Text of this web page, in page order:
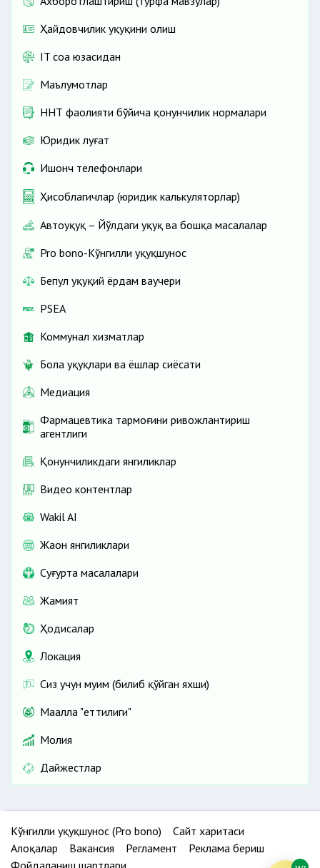
Ҳайдовчилик ҳуқуқини олиш
IT соҳа юзасидан
Маълумотлар
ННТ фаолияти бўйича қонунчилик нормалари
Юридик луғат
Ишонч телефонлари
Ҳисоблагичлар (юридик калькуляторлар)
Автоҳуқуқ – Йўлдаги ҳуқуқ ва бошқа масалалар
Pro bono-Кўнгилли ҳуқуқшунос
Бепул ҳуқуқий ёрдам ваучери
PSEA
Коммунал хизматлар
Бола ҳуқуқлари ва ёшлар сиёсати
Медиация
Фармацевтика тармоғини ривожлантириш
агентлиги
Қонунчиликдаги янгиликлар
Видео контентлар
Wakil AI
Жаҳон янгиликлари
Cуғурта масалалари
Жамият
Ҳодисалар
Локация
Сиз учун муҳим (билиб қўйган яхши)
Маҳалла "еттилиги"
Молия
Дайжестлар
Кўнгилли ҳуқуқшунос (Pro bono)
Сайт харитаси
Алоқалар
Вакансия Регламент
Реклама бериш